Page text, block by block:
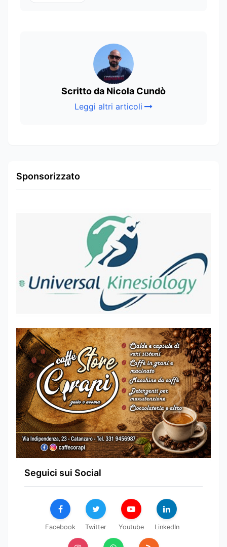
Scritto da Nicola Cundò
Leggi altri articoli
Sponsorizzato
Seguici sui Social
Facebook Twitter Youtube LinkedIn